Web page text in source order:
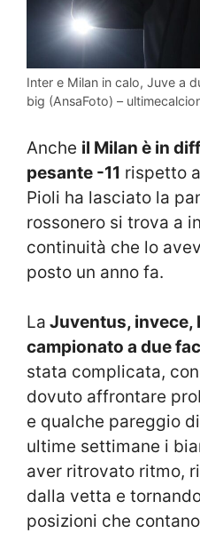
Inter e Milan in calo, Juve a
big (AnsaFoto) –
Anche il Milan è in
pesante -11 rispetto
Pioli ha lasciato la
rossonero si trova a
continuità che lo
posto un anno fa.
La Juventus, invece,
campionato a due
stata complicata,
dovuto affrontare
e qualche pareggio
ultime settimane i
aver ritrovato ritmo,
dalla vetta e
posizioni che